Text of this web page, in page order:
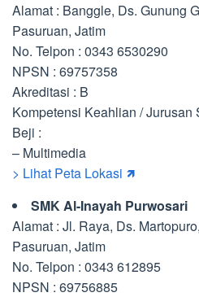
Alamat : Banggle, Ds. Gunung
Pasuruan, Jatim
No. Telpon : 0343 6530290
NPSN : 69757358
Akreditasi : B
Kompetensi Keahlian / Jurusan
Beji :
– Multimedia
> Lihat Peta Lokasi 🡽
SMK Al-Inayah Purwosari
Alamat : Jl. Raya, Ds.
Pasuruan, Jatim
No. Telpon : 0343 612895
NPSN : 69756885